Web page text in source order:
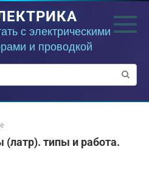
с электрическими
и проводкой
типы и работа.